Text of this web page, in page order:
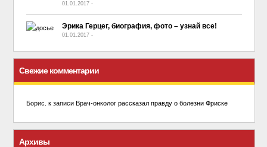
01.01.2017 -
Эрика Герцег, биография, фото – узнай все!
01.01.2017 -
Свежие комментарии
Борис. к записи Врач-онколог рассказал правду о болезни Фриске
Архивы